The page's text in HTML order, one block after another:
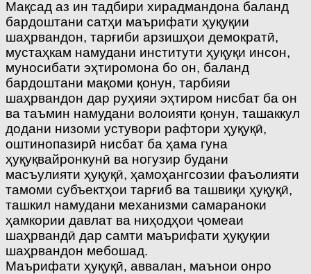
Мақсад аз ин тадбири хирадмандона баланд
бардоштани сатҳи маърифати ҳуқуқии
шаҳрвандон, тарғиби арзишҳои демократӣ,
мустаҳкам намудани институти ҳуқуқи инсон,
муносибати эҳтиромона бо он, баланд
бардоштани мақоми қонун, тарбияи
шаҳрвандон дар руҳияи эҳтиром нисбат ба он
ва таъмин намудани волоияти қонун, ташаккул
додани низоми устувори рафтори ҳуқуқӣ,
оштинопазирӣ нисбат ба ҳама гуна
ҳуқуқвайронкунӣ ва ногузир будани
масъулияти ҳуқуқӣ, ҳамоҳангсозии фаъолияти
тамоми субъектҳои тарғиб ва ташвиқи ҳуқуқӣ,
ташкил намудани механизми самараноки
ҳамкории давлат ва ниҳодҳои ҷомеаи
шаҳрвандӣ дар самти маърифати ҳуқуқии
шаҳрвандон мебошад.
Маърифати ҳуқуқӣ, аввалан, маънои онро